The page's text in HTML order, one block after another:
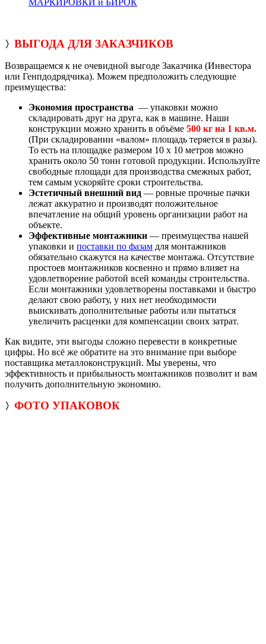
МАРКИРОВКИ и БИРОК
〉 ВЫГОДА ДЛЯ ЗАКАЗЧИКОВ
Возвращаемся к не очевидной выгоде Заказчика (Инвестора
или Генпдодрядчика). Можем предположить следующие
преимущества:
Экономия пространства — упаковки можно
складировать друг на друга, как в машине. Наши
конструкции можно хранить в объёме 500 кг на 1 кв.м.
(При складировании «валом» площадь теряется в разы).
То есть на площадке размером 10 х 10 метров можно
хранить около 50 тонн готовой продукции. Используйте
свободные площади для производства смежных работ,
тем самым ускоряйте сроки строительства.
Эстетичный внешний вид — ровные прочные пачки
лежат аккуратно и производят положительное
впечатление на общий уровень организации работ на
объекте.
Эффективные монтажники — преимущества нашей
упаковки и поставки по фазам для монтажников
обязательно скажутся на качестве монтажа. Отсутствие
простоев монтажников косвенно и прямо влияет на
удовлетворение работой всей команды строительства.
Если монтажники удовлетворены поставками и быстро
делают свою работу, у них нет необходимости
выискивать дополнительные работы или пытаться
увеличить расценки для компенсации своих затрат.
Как видите, эти выгоды сложно перевести в конкретные
цифры. Но всё же обратите на это внимание при выборе
поставщика металлоконструкций. Мы уверены, что
эффективность и прибыльность монтажников позволит и вам
получить дополнительную экономию.
〉 ФОТО УПАКОВОК